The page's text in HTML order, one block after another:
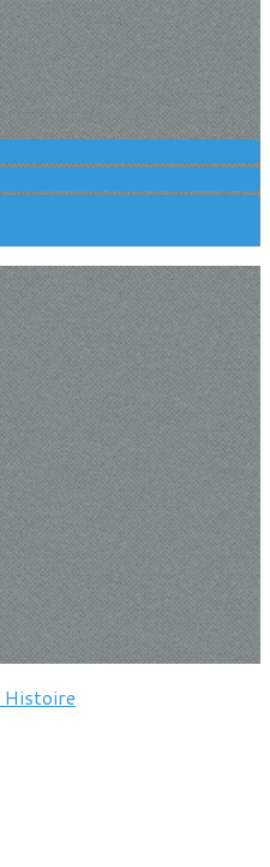
Histoire